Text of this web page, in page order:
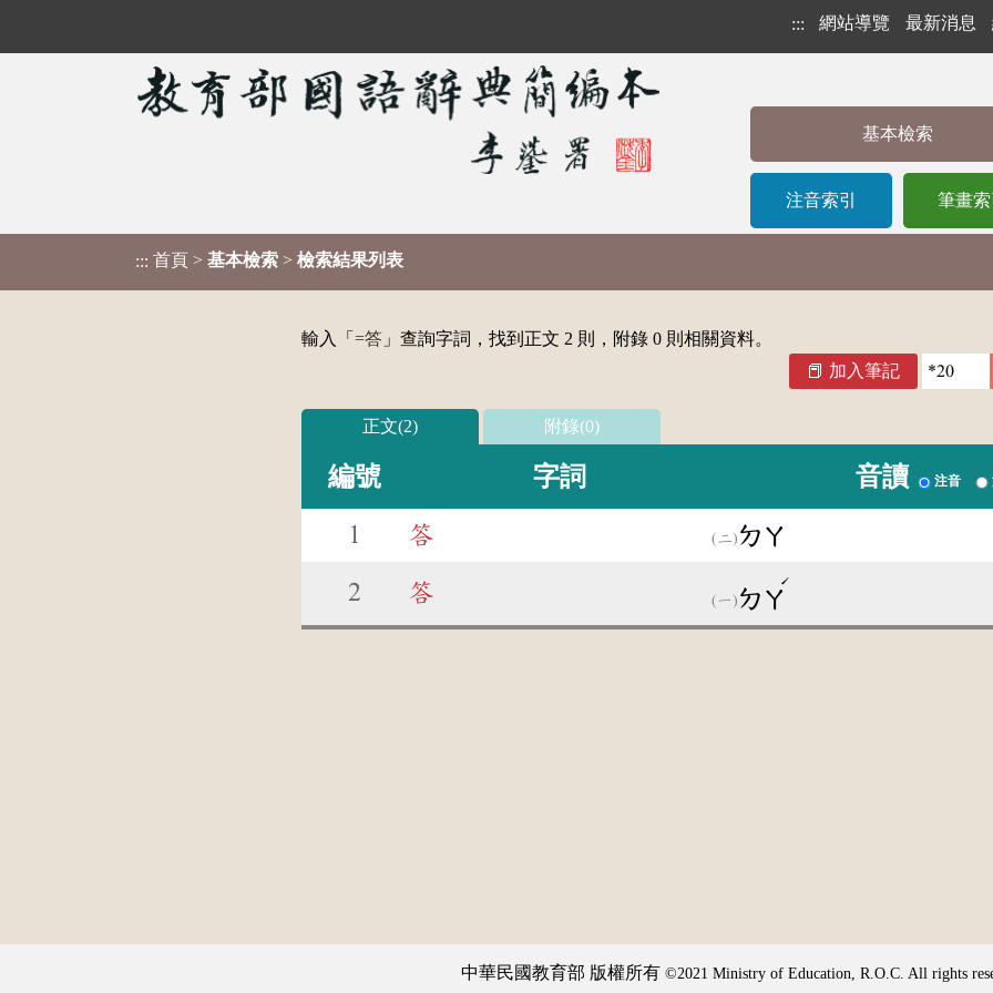
::: 網站導覽 最新消息
基本檢索
注音索引 筆畫索
::: 首頁 > 基本檢索 > 檢索結果列表
輸入「 =答 」查詢字詞，找到正文 2 則，附錄 0 則相關資料。
加入筆記
正文(2) 附錄(0)
編號 字詞 音讀 注音
1 答 ㄉㄚ
2 答 ㄉㄚ
ˊ
中華民國教育部 版權所有 ©2021 Ministry of Education, R.O.C. All rights